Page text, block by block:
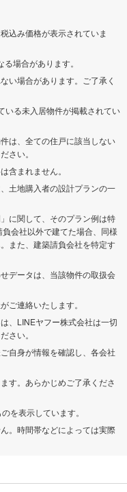
込み価格が表示されていま
場合があります。
い場合があります。ご了承く
いる未入居物件が掲載されてい
は、全ての住戸に該当しない
さい。
含まれません。
土地購入者の設計プランの一
に関して、そのプラン例は特
会社以外で建てた場合、同様
また、建築請負会社を特定す
データは、当該物件の取扱会
ご連絡いたします。
、LINEヤフー株式会社は一切
さい。
自身が情報を確認し、各会社
す。あらかじめご了承くださ
を表示しています。
。時間帯などによっては実際